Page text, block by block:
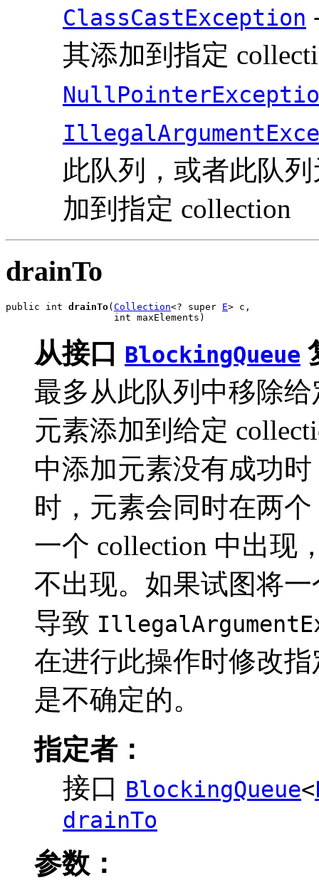
ClassCastException
其添加到指定
此队列，或者此队
加到指定 collection
drainTo
public int drainTo(Collection<? super E> c,
                   int maxElements)
从接口 BlockingQueue
最多从此队列中移除
元素添加到给定
中添加元素没有成功
时，元素会同时在两
一个 collection 中出现
不出现。如果试图将
导致
在进行此操作时修改
是不确定的。
指定者：
接口 BlockingQueue<
drainTo
参数：